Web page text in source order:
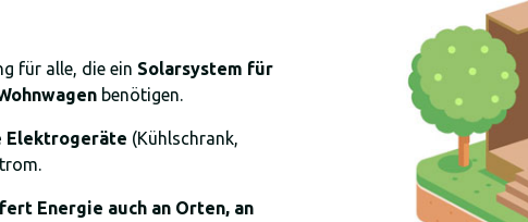
für alle, die ein Solarsystem für
benötigen.
Elektrogeräte (Kühlschrank,
Energie auch an Orten, an